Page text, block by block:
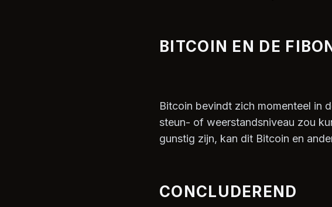
BITCOIN EN DE
Bitcoin bevindt zich momenteel in
steun- of weerstandsniveau zou
gunstig zijn, kan dit Bitcoin en
CONCLUDEREND